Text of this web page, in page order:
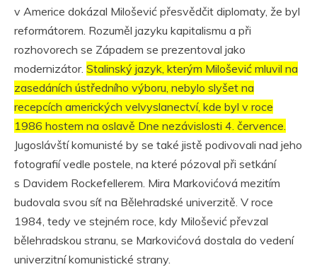
v Americe dokázal Milošević přesvědčit diplomaty, že byl
reformátorem. Rozuměl jazyku kapitalismu a při
rozhovorech se Západem se prezentoval jako
modernizátor. Stalinský jazyk, kterým Milošević mluvil na
zasedáních ústředního výboru, nebylo slyšet na
recepcích amerických velvyslanectví, kde byl v roce
1986 hostem na oslavě Dne nezávislosti 4. července.
Jugoslávští komunisté by se také jistě podivovali nad jeho
fotografií vedle postele, na které pózoval při setkání
s Davidem Rockefellerem. Mira Markovićová mezitím
budovala svou síť na Bělehradské univerzitě. V roce
1984, tedy ve stejném roce, kdy Milošević převzal
bělehradskou stranu, se Markovićová dostala do vedení
univerzitní komunistické strany.